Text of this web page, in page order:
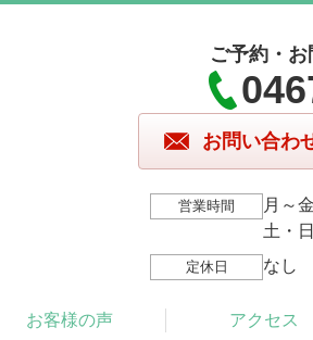
ご予約・
お問い合わ
営業時間
月～
土・
定休日 なし
お客様の声 アクセス